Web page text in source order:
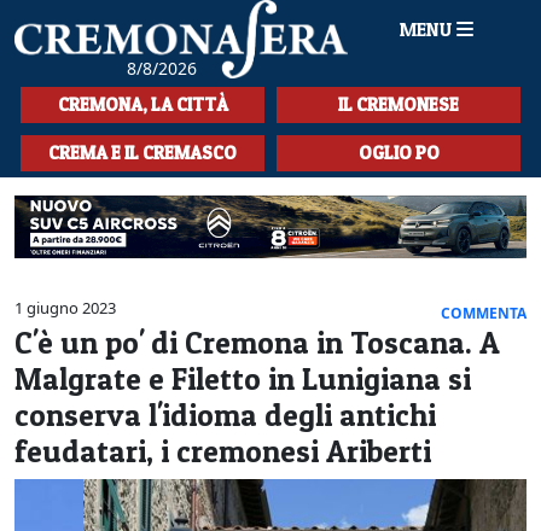
8/8/2026
MENU
HOME
CRONACA
SPORT
LA MUSICA
CULTURA
LA STORIA
SPETTACOLI
L'EDITORIALE
SEZIONI
CREMONA, LA CITTÀ IL CREMONESE
CREMA E IL CREMASCO OGLIO PO
1 giugno 2023 COMMENTA
C'è un po' di Cremona in Toscana. A
Malgrate e Filetto in Lunigiana si
conserva l'idioma degli antichi
feudatari, i cremonesi Ariberti